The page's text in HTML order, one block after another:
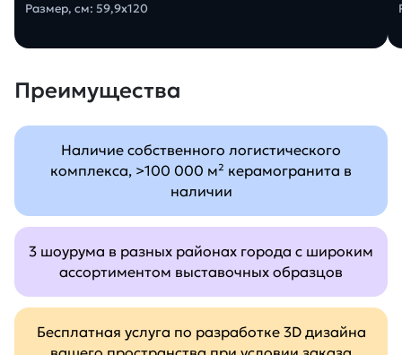
Размер, см: 59,9х120
Преимущества
Наличие собственного логистического
комплекса, >100 000 м² керамогранита в
наличии
3 шоурума в разных районах города с широким
ассортиментом выставочных образцов
Бесплатная услуга по разработке 3D дизайна